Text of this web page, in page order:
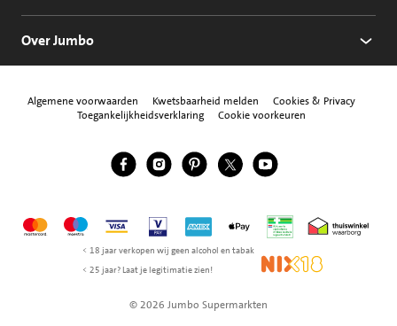
Over Jumbo
Algemene voorwaarden Kwetsbaarheid melden
Cookies & Privacy
Toegankelijkheidsverklaring
Cookie voorkeuren
Volg ons
Jumbo Facebook
Jumbo Instagram
Jumbo Pinterest
Jumbo Twitter
Jumbo YouTube
MastercardMaestroVisa Vpay American Express
Apple Pay Thuiswinkel
< 18 jaar verkopen wij geen alcohol en tabak
< 25 jaar? Laat je legitimatie zien!
NIX18
© 2026 Jumbo Supermarkten